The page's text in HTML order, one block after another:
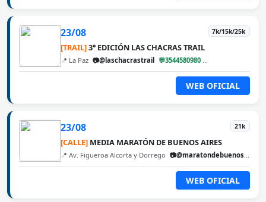
23/08 7k/15k/25k
[TRAIL]3° EDICIÓN LAS CHACRAS TRAIL
📍 La Paz 📷@laschacrastrail 💬3544580980
WEB OFICIAL
23/08 21k
[CALLE] MEDIA MARATÓN DE BUENOS AIRES
📍 Av. Figueroa Alcorta y Dorrego 📷@maratondebuenosaires
WEB OFICIAL